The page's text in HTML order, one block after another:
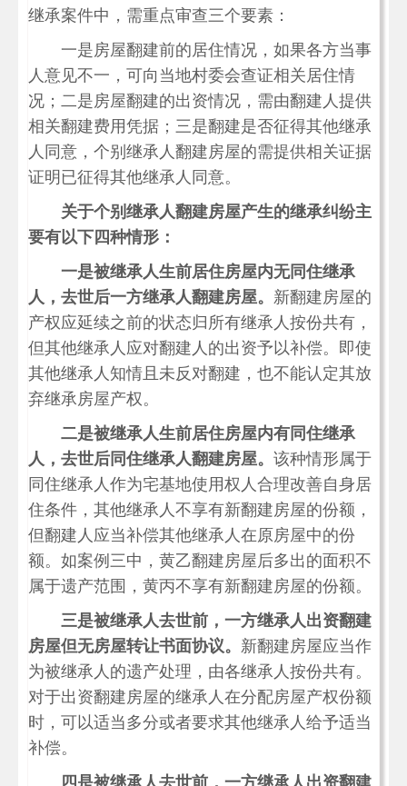
继承案件中，需重点审查三个要素：
一是房屋翻建前的居住情况，如果各方当事
人意见不一，可向当地村委会查证相关居住情
况；二是房屋翻建的出资情况，需由翻建人提供
相关翻建费用凭据；三是翻建是否征得其他继承
人同意，个别继承人翻建房屋的需提供相关证据
证明已征得其他继承人同意。
关于个别继承人翻建房屋产生的继承纠纷主
要有以下四种情形：
一是被继承人生前居住房屋内无同住继承
人，去世后一方继承人翻建房屋。 新翻建房屋的
产权应延续之前的状态归所有继承人按份共有，
但其他继承人应对翻建人的出资予以补偿。即使
其他继承人知情且未反对翻建，也不能认定其放
弃继承房屋产权。
二是被继承人生前居住房屋内有同住继承
人，去世后同住继承人翻建房屋。 该种情形属于
同住继承人作为宅基地使用权人合理改善自身居
住条件，其他继承人不享有新翻建房屋的份额，
但翻建人应当补偿其他继承人在原房屋中的份
额。如案例三中，黄乙翻建房屋后多出的面积不
属于遗产范围，黄丙不享有新翻建房屋的份额。
三是被继承人去世前，一方继承人出资翻建
房屋但无房屋转让书面协议。 新翻建房屋应当作
为被继承人的遗产处理，由各继承人按份共有。
对于出资翻建房屋的继承人在分配房屋产权份额
时，可以适当多分或者要求其他继承人给予适当
补偿。
四是被继承人去世前，一方继承人出资翻建